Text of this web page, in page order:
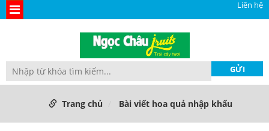
Liên hệ
Trang chủ Bài viết hoa quả nhập khẩu